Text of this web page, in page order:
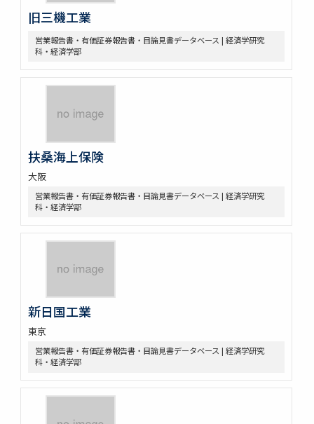
旧三機工業
営業報告書・有価証券報告書・目論見書データベース | 経済学研究
科・経済学部
扶桑海上保険
大阪
営業報告書・有価証券報告書・目論見書データベース | 経済学研究
科・経済学部
新日国工業
東京
営業報告書・有価証券報告書・目論見書データベース | 経済学研究
科・経済学部